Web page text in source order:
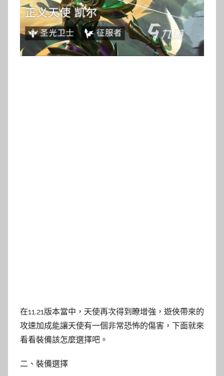
在11.21版本當中，天使再次得到瞭增強，遊俠帶來的
攻速加成能讓天使有一個非常恐怖的傷害，下面就來
看看裝備該怎麼選擇吧。
二、裝備選擇